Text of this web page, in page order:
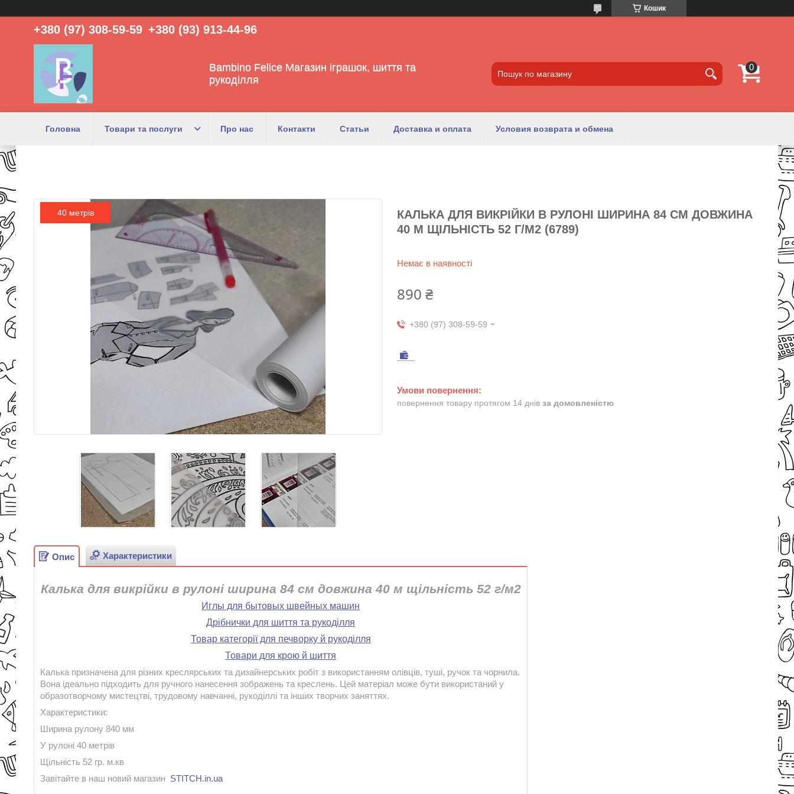
Кошик
+380 (97) 308-59-59 +380 (93) 913-44-96
Bambino Felice Магазин іграшок, шиття та
рукоділля
Головна Товари та послуги Про нас Контакти Статьи Доставка и оплата Условия возврата и обмена
40 метрів
КАЛЬКА ДЛЯ ВИКРІЙКИ В РУЛОНІ ШИРИНА 84 СМ ДОВЖИНА
40 М ЩІЛЬНІСТЬ 52 Г/М2 (6789)
Немає в наявності
890 ₴
+380 (97) 308-59-59
повернення товару протягом 14 днів за домовленістю
Опис Характеристики
Калька для викрійки в рулоні ширина 84 см довжина 40 м щільність 52 г/м2
Иглы для бытовых швейных машин
Дрібнички для шиття та рукоділля
Товар категорії для печворку й рукоділля
Товари для крою й шиття
Калька призначена для різних креслярських та дизайнерських робіт з використанням олівців, туші, ручок та чорнила.
Вона ідеально підходить для ручного нанесення зображень та креслень. Цей матеріал може бути використаний у
образотворчому мистецтві, трудовому навчанні, рукоділлі та інших творчих заняттях.
Характеристики:
Ширина рулону 840 мм
У рулоні 40 метрів
Щільність 52 гр. м.кв
Завітайте в наш новий магазин STITCH.in.ua